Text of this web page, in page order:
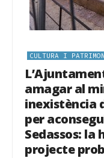
CULTURA I
amagar al
inexistència
per
Sedassos: la
projecte